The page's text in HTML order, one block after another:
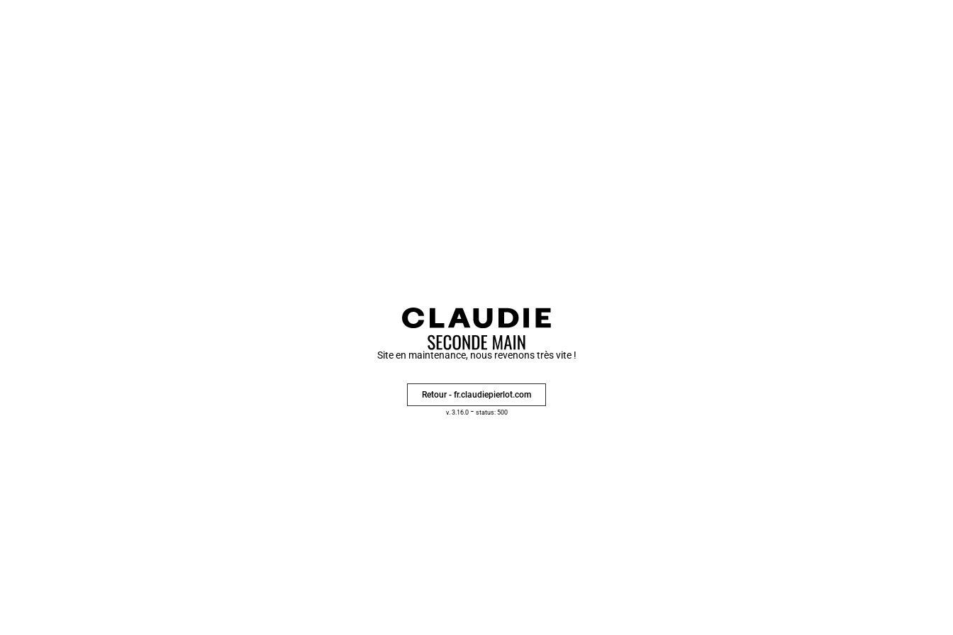
Site en maintenance, nous revenons très vite !
Retour - fr.claudiepierlot.com
v. 3.16.0- status: 500